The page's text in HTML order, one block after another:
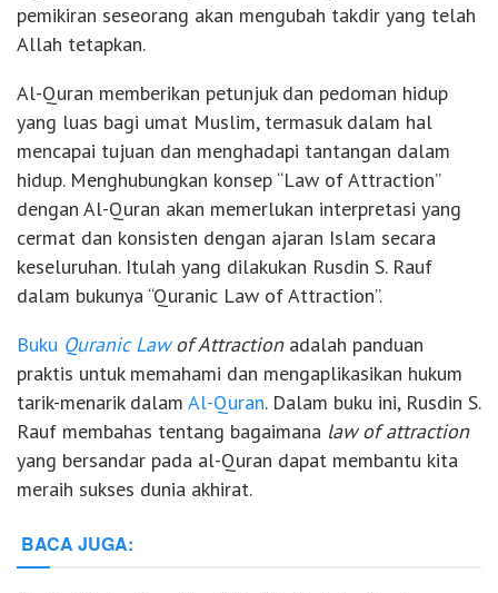
pemikiran seseorang akan mengubah takdir yang telah
Allah tetapkan.
Al-Quran memberikan petunjuk dan pedoman hidup
yang luas bagi umat Muslim, termasuk dalam hal
mencapai tujuan dan menghadapi tantangan dalam
hidup. Menghubungkan konsep “Law of Attraction”
dengan Al-Quran akan memerlukan interpretasi yang
cermat dan konsisten dengan ajaran Islam secara
keseluruhan. Itulah yang dilakukan Rusdin S. Rauf
dalam bukunya “Quranic Law of Attraction”.
Buku Quranic Lawof Attractionadalah panduan
praktis untuk memahami dan mengaplikasikan hukum
tarik-menarik dalam Al-Quran. Dalam buku ini, Rusdin S.
Rauf membahas tentang bagaimana law of attraction
yang bersandar pada al-Quran dapat membantu kita
meraih sukses dunia akhirat.
BACA JUGA: